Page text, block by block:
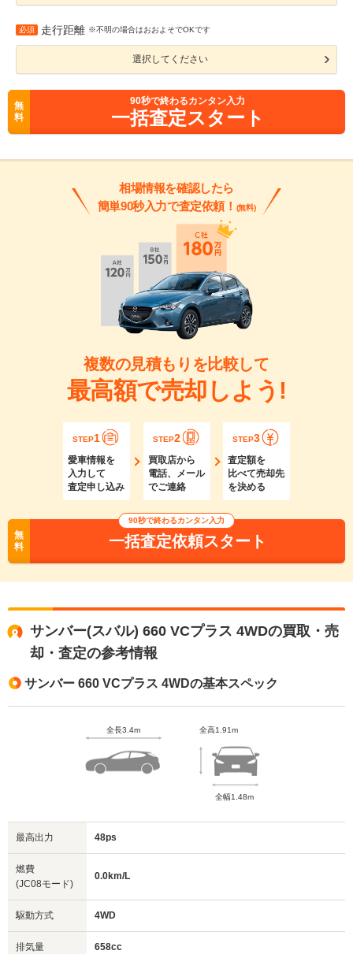
必須 走行距離 ※不明の場合はおおよそでOKです
選択してください
無
料
90秒で終わるカンタン入力
一括査定スタート
相場情報を確認したら
簡単90秒入力で査定依頼！ (無料)
複数の見積もりを比較して
最高額で売却しよう!
STEP1
愛車情報を
入力して
査定申し込み
STEP2
買取店から
電話、メール
でご連絡
STEP3
査定額を
比べて売却先
を決める
無
料
90秒で終わるカンタン入力
一括査定依頼スタート
サンバー(スバル) 660 VCプラス 4WDの買取・売
却・査定の参考情報
サンバー 660 VCプラス 4WDの基本スペック
全長3.4m 全高1.91m
全幅1.48m
最高出力 48ps
燃費
(JC08モード)
0.0km/L
駆動方式 4WD
排気量 658cc